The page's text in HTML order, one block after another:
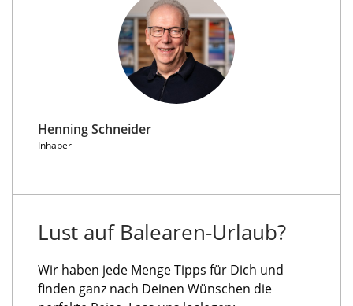
Henning Schneider
Inhaber
Lust auf Balearen-Urlaub?
Wir haben jede Menge Tipps für Dich und
finden ganz nach Deinen Wünschen die